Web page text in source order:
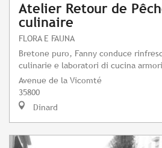
Atelier Retour de
culinaire
FLORA E FAUNA
Bretone puro, Fanny conduce
culinarie e laboratori di cucina
Avenue de la Vicomté
35800
Dinard